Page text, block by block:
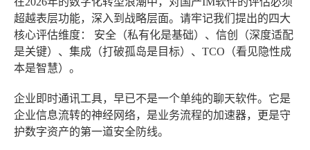
超越表层功能，深入到战略层面。请牢记我们提出的四大
核心评估维度： 安全（私有化是基础）、信创（深度适配
是关键）、集成（打破孤岛是目标）、TCO（看见隐性成
本是智慧） 。
企业即时通讯工具，早已不是一个单纯的聊天软件。它是
企业信息流转的神经网络，是业务流程的加速器，更是守
护数字资产的第一道安全防线。